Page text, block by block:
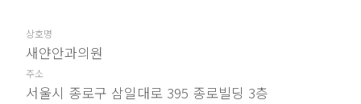
상호명
새얀안과의원
주소
서울시 종로구 삼일대로 395 종로빌딩 3층